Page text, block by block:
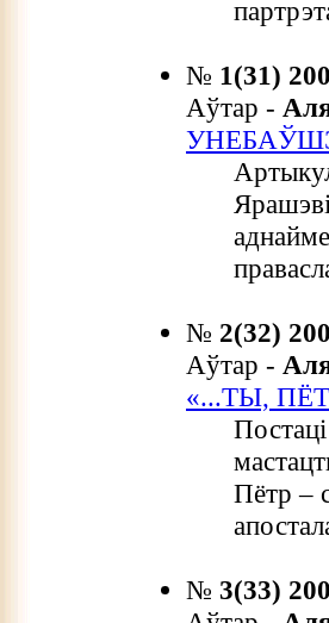
№ 1(31)
Аўтар -
№ 2(32)
Аўтар -
«...ТЫ,
Пётр –
№ 3(33)